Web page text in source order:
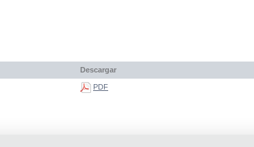
Descargar
PDF